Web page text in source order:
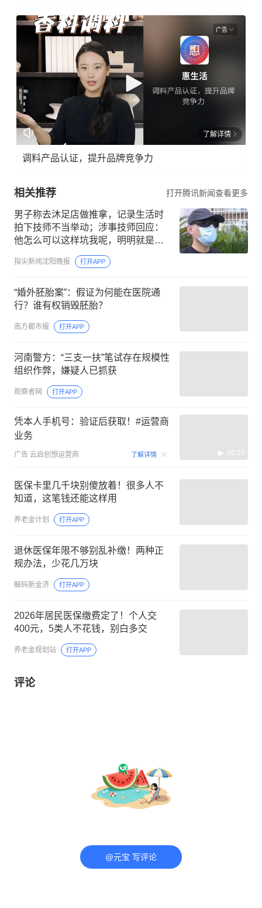
广告
了解详情
调料产品认证，提升品牌竞争力
相关推荐 打开腾讯新闻查看更多
男子称去沐足店做推拿，记录生活时
拍下技师不当举动；涉事技师回应：
他怎么可以这样坑我呢，明明就是他
自己说的；警方已介入调查
指尖新闻沈阳晚报 打开APP
“婚外胚胎案”：假证为何能在医院通
行？谁有权销毁胚胎？
南方都市报 打开APP
河南警方：“三支一扶”笔试存在规模性
组织作弊，嫌疑人已抓获
观察者网 打开APP
凭本人手机号：验证后获取！#运营商
业务
广告 云启创想运营商 了解详情 00:15
医保卡里几千块别傻放着！很多人不
知道，这笔钱还能这样用
养老金计划 打开APP
退休医保年限不够别乱补缴！两种正
规办法，少花几万块
解码新金济 打开APP
2026年居民医保缴费定了！个人交
400元，5类人不花钱，别白多交
养老金规划站 打开APP
评论
@元宝 写评论